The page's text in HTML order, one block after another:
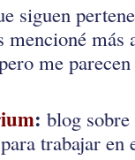
siguen
mencioné
me
: blog
trabajar en